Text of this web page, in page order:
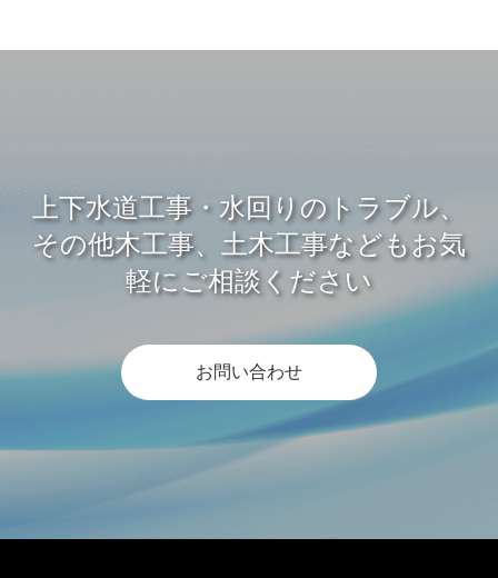
上下水道工事・水回りのトラブル、
その他木工事、土木工事などもお気
軽にご相談ください
お問い合わせ